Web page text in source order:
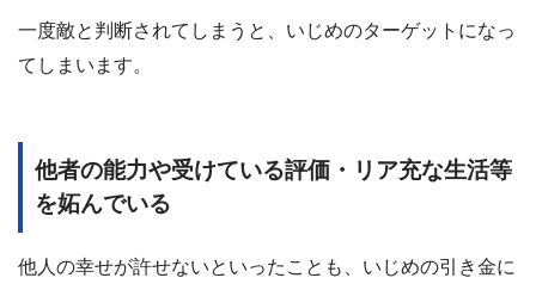
一度敵と判断されてしまうと、いじめのターゲットになっ
てしまいます。
他者の能力や受けている評価・リア充な生活等
を妬んでいる
他人の幸せが許せないといったことも、いじめの引き金に